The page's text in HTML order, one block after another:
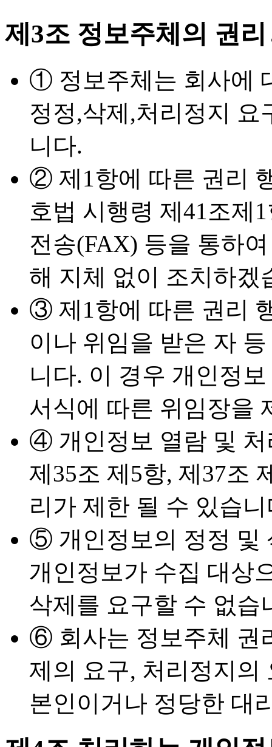
제3조 정보주체의 권
① 정보주체는 회사에
정정,삭제,처리정지 요
니다.
② 제1항에 따른 권리
호법 시행령 제41조제
전송(FAX) 등을 통하
해 지체 없이 조치하겠
③ 제1항에 따른 권리
이나 위임을 받은 자
니다. 이 경우 개인정
서식에 따른 위임장을
④ 개인정보 열람 및 처
제35조 제5항, 제37조
리가 제한 될 수 있습니
⑤ 개인정보의 정정 및
개인정보가 수집 대상
삭제를 요구할 수 없습
⑥ 회사는 정보주체 권
제의 요구, 처리정지의
본인이거나 정당한 대